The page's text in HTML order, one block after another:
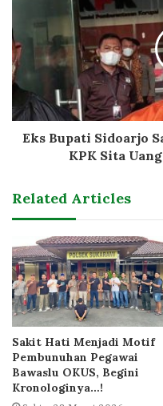
Eks Bupati Sidoarjo
KPK Sita
Related Articles
Sakit Hati Menjadi Motif
Pembunuhan Pegawai
Bawaslu OKUS, Begini
Kronologinya…!